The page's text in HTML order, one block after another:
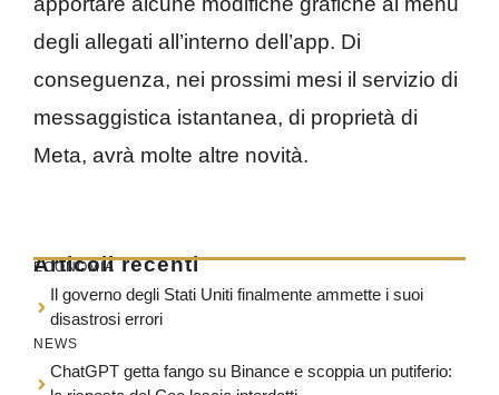
degli allegati all’interno dell’app. Di
conseguenza, nei prossimi mesi il servizio di
messaggistica istantanea, di proprietà di
Meta, avrà molte altre novità.
Articoli recenti
ECONOMIA
Il governo degli Stati Uniti finalmente ammette i suoi
disastrosi errori
NEWS
ChatGPT getta fango su Binance e scoppia un putiferio: